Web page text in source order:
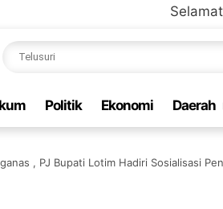
Selamat Datang di
Politik Ekonomi Daerah
, PJ Bupati Lotim Hadiri Sosialisasi